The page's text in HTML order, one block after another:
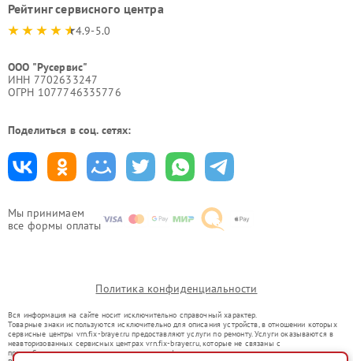
Мы принимаем
все формы оплаты
Рейтинг сервисного центра
4.9-5.0
ООО "Русервис"
ИНН 7702633247
ОГРН 1077746335776
Поделиться в соц. сетях:
Политика конфиденциальности
Вся информация на сайте носит исключительно справочный характер.
Товарные знаки используются исключительно для описания устройств, в отношении которых
сервисные центры vrn.fix-brayer.ru предоставляют услуги по ремонту. Услуги оказываются в
неавторизованных сервисных центрах vrn.fix-brayer.ru, которые не связаны с
правообладателями товарных знаков или их официальными представителями.